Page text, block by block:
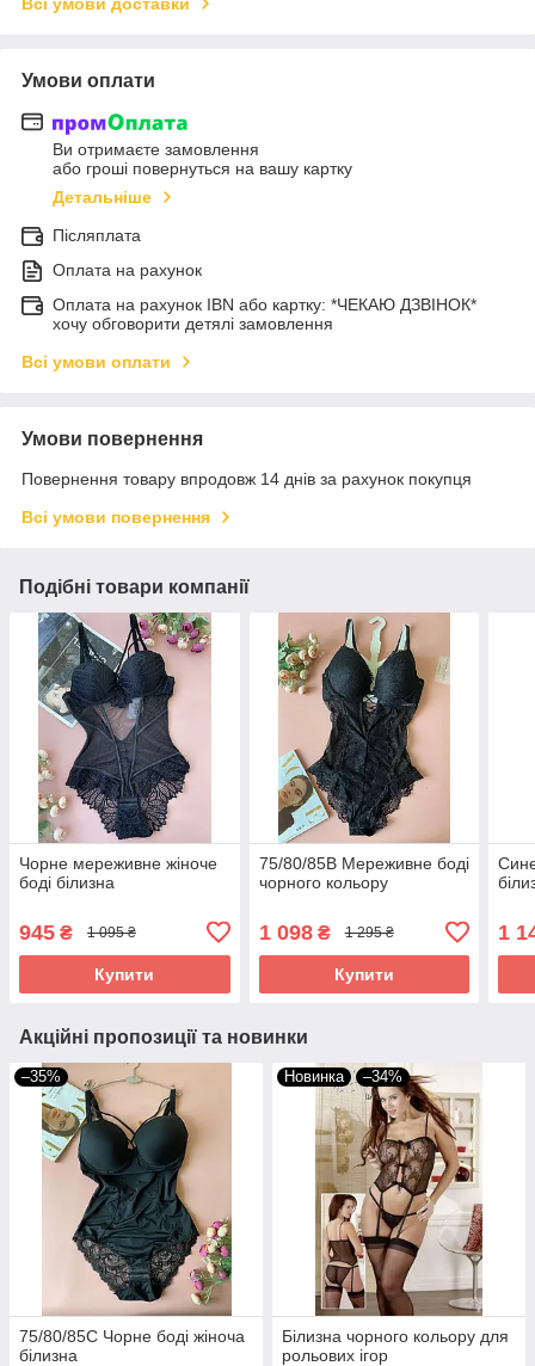
Умови оплати
Ви отримаєте замовлення
або гроші повернуться на вашу картку
Детальніше
Післяплата
Оплата на рахунок
Оплата на рахунок IBN або картку: *ЧЕКАЮ ДЗВІНОК*
хочу обговорити детялі замовлення
Всі умови оплати
Умови повернення
Повернення товару впродовж 14 днів за рахунок покупця
Всі умови повернення
Подібні товари компанії
Чорне мереживне жіноче
боді білизна
945 ₴ 1 095 ₴
Купити
75/80/85В Мереживне боді
чорного кольору
1 098₴ 1 295 ₴
Купити
1
Акційні пропозиції та новинки
–35%
75/80/85С Чорне боді жіноча
білизна
Новинка –34%
Білизна чорного кольору для
рольових ігор